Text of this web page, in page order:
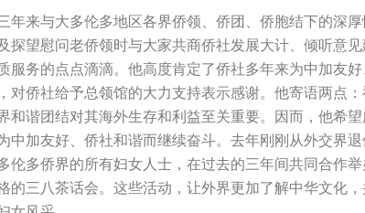
年来与大多伦多地区各界侨领、侨团、侨胞结下的深
探望慰问老侨领时与大家共商侨社发展大计、倾听意
服务的点点滴滴。他高度肯定了侨社多年来为中加友
对侨社给予总领馆的大力支持表示感谢。他寄语两点
和谐团结对其海外生存和利益至关重要。因而，他希
中加友好、侨社和谐而继续奋斗。去年刚刚从外交界
伦多侨界的所有妇女人士，在过去的三年间共同合作
的三八茶话会。这些活动，让外界更加了解中华文化